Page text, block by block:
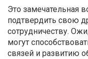
Это замечательная
подтвердить свою
сотрудничеству.
могут
связей и развитию